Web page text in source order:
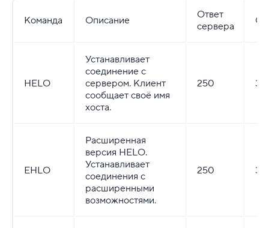
Команда Описание
Ответ
сервера
HELO
Устанавливает
соединение с
сервером. Клиент
сообщает своё имя
хоста.
250
EHLO
Расширенная
версия HELO.
Устанавливает
соединения с
расширенными
возможностями.
250